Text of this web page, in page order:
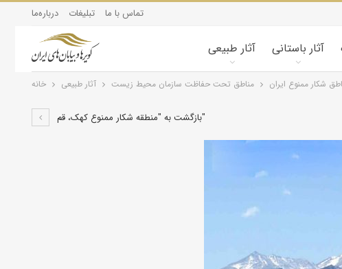
درباره‌ما تبلیغات تماس با ما
آثار طبیعی آثار باستانی
خانه آثار طبیعی مناطق تحت حفاظت سازمان محیط زیست شکار ممنوع ایران
بازگشت به "منطقه شکار ممنوع کهک، قم"